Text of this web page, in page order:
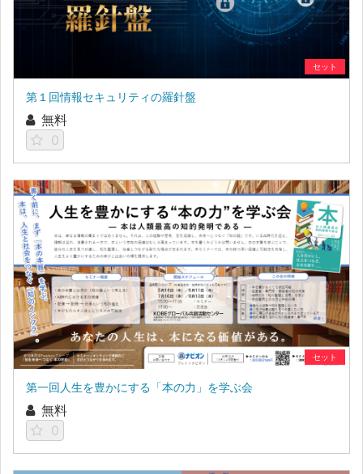
セット
第１回情報セキュリティの羅針盤
無料
0
セット
第一回人生を豊かにする「本の力」を学ぶ会
無料
0